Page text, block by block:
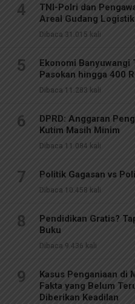
4
TNI-Polri dan
Areal Gudang Logistik
Dibaca 31.015 kali
5
Ekonomi Banyuwangi
Pasokan hingga 400
Dibaca 11.283 kali
6
DPRD: Anggaran
Kutim Masih Minim
Dibaca 11.084 kali
7 Politik Gagasan vs
Dibaca 10.458 kali
8
Pendidikan Gratis?
Buku
Dibaca 9.436 kali
9
Kasus Penganiaan di
Fakta yang Belum
Diberikan Keadilan